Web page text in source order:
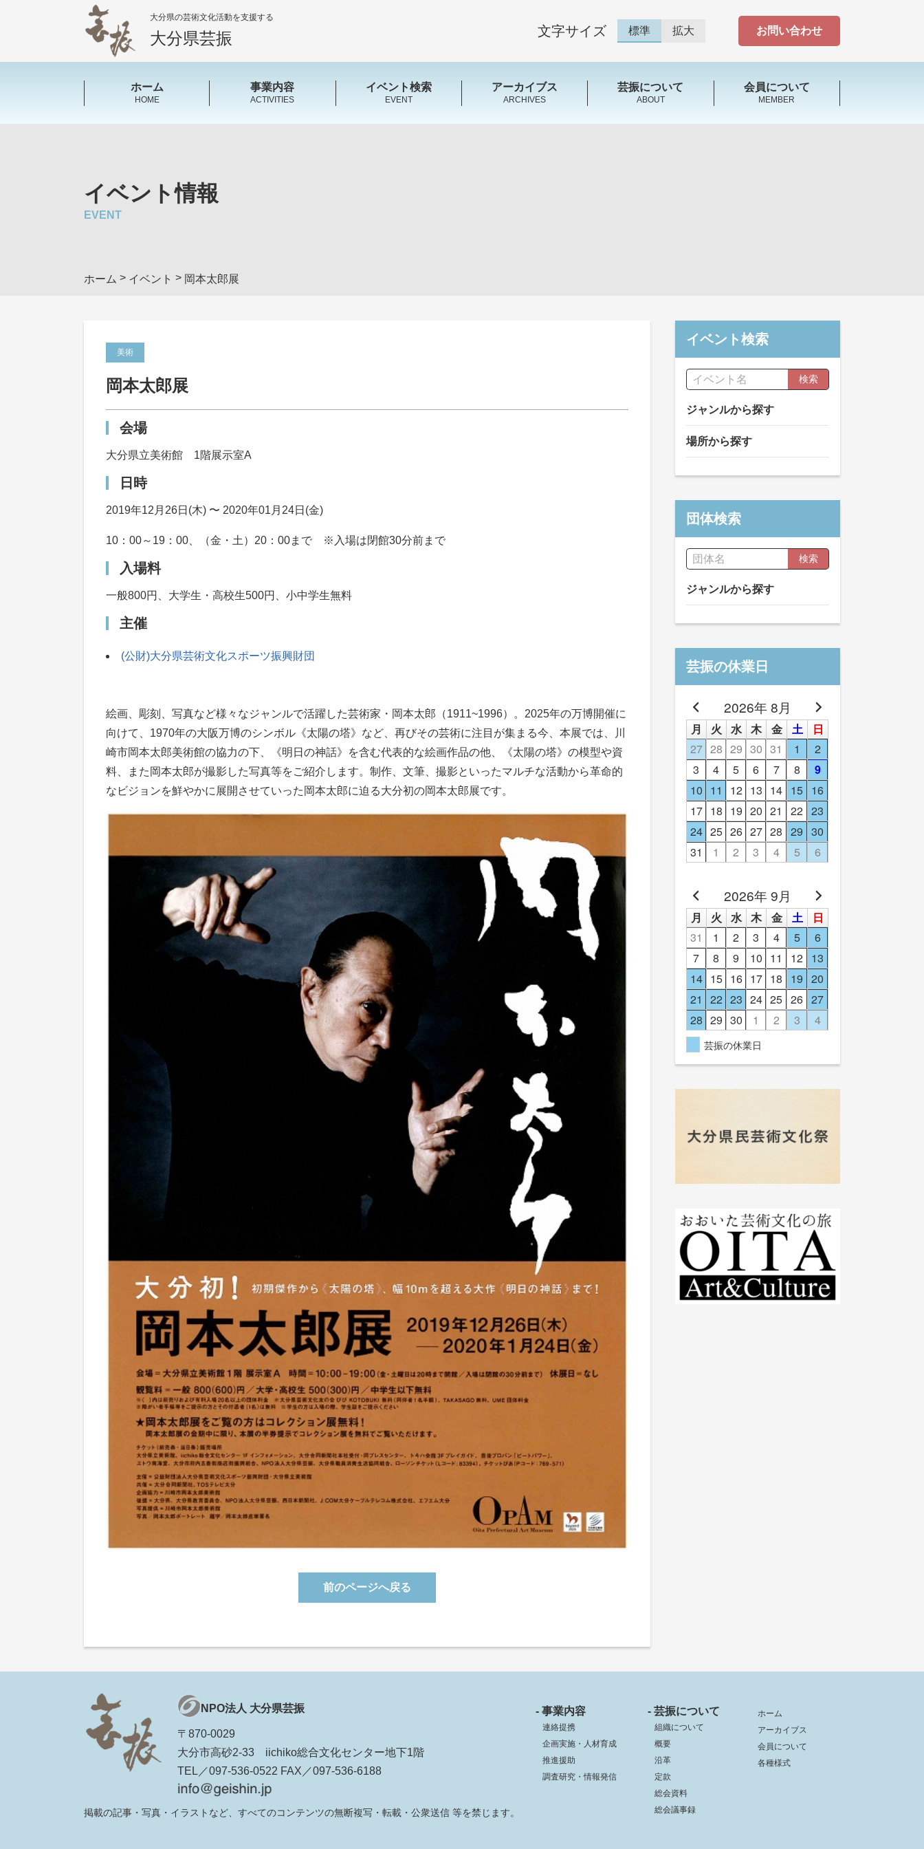
大分県の芸術文化活動を支援する
大分県芸振 文字サイズ 標準 拡大 お問い合わせ
ホーム
HOME
事業内容
ACTIVITIES
イベント検索
EVENT
アーカイブス
ARCHIVES
芸振について
ABOUT
会員について
MEMBER
イベント情報
EVENT
ホーム > イベント > 岡本太郎展
美術
岡本太郎展
会場
大分県立美術館 1階展示室A
日時
2019年12月26日(木) 〜 2020年01月24日(金)
10：00～19：00、（金・土）20：00まで ※入場は閉館30分前まで
入場料
一般800円、大学生・高校生500円、小中学生無料
主催
(公財)大分県芸術文化スポーツ振興財団
絵画、彫刻、写真など様々なジャンルで活躍した芸術家・岡本太郎（1911~1996）。2025年の万博開催に
向けて、1970年の大阪万博のシンボル《太陽の塔》など、再びその芸術に注目が集まる今、本展では、川
崎市岡本太郎美術館の協力の下、《明日の神話》を含む代表的な絵画作品の他、《太陽の塔》の模型や資
料、また岡本太郎が撮影した写真等をご紹介します。制作、文筆、撮影といったマルチな活動から革命的
なビジョンを鮮やかに展開させていった岡本太郎に迫る大分初の岡本太郎展です。
前のページへ戻る
イベント検索
検索
ジャンルから探す
場所から探す
団体検索
検索
ジャンルから探す
芸振の休業日
2026年 8月
月 火 水 木 金 土
日
27 28 29 30 31 1
2
3
4 5 6 7 8
9
10 11 12 13 14 15 16
17 18 19 20 21 22 23
24 25 26 27 28 29 30
31
1 2 3 4 5 6
2026年 9月
月 火 水 木 金 土
日
31
1 2 3 4 5
6
7
8 9 10 11 12 13
14 15 16 17 18 19 20
21
22 23 24 25 26 27
28 29 30 1 2 3 4
芸振の休業日
NPO法人 大分県芸振
〒870-0029
大分市高砂2-33 iichiko総合文化センター地下1階
TEL／097-536-0522 FAX／097-536-6188
掲載の記事・写真・イラストなど、すべてのコンテンツの無断複写・転載・公衆送信 等を禁じます。
- 事業内容
連絡提携
企画実施・人材育成
推進援助
調査研究・情報発信
- 芸振について
組織について
概要
沿革
定款
総会資料
総会議事録
ホーム
アーカイブス
会員について
各種様式